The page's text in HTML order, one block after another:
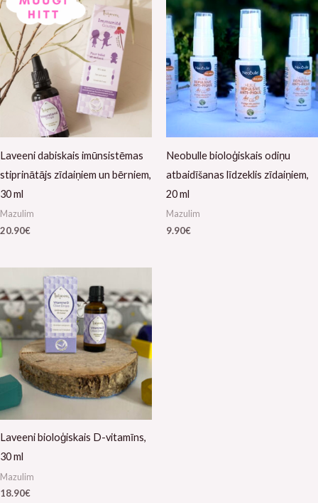
Laveeni dabiskais imūnsistēmas
stiprinātājs zīdaiņiem un bērniem,
30 ml
Mazulim
20.90€
Neobulle bioloģiskais odiņu
atbaidīšanas līdzeklis zīdaiņiem,
20 ml
Mazulim
9.90€
Laveeni bioloģiskais D-vitamīns,
30 ml
Mazulim
18.90€